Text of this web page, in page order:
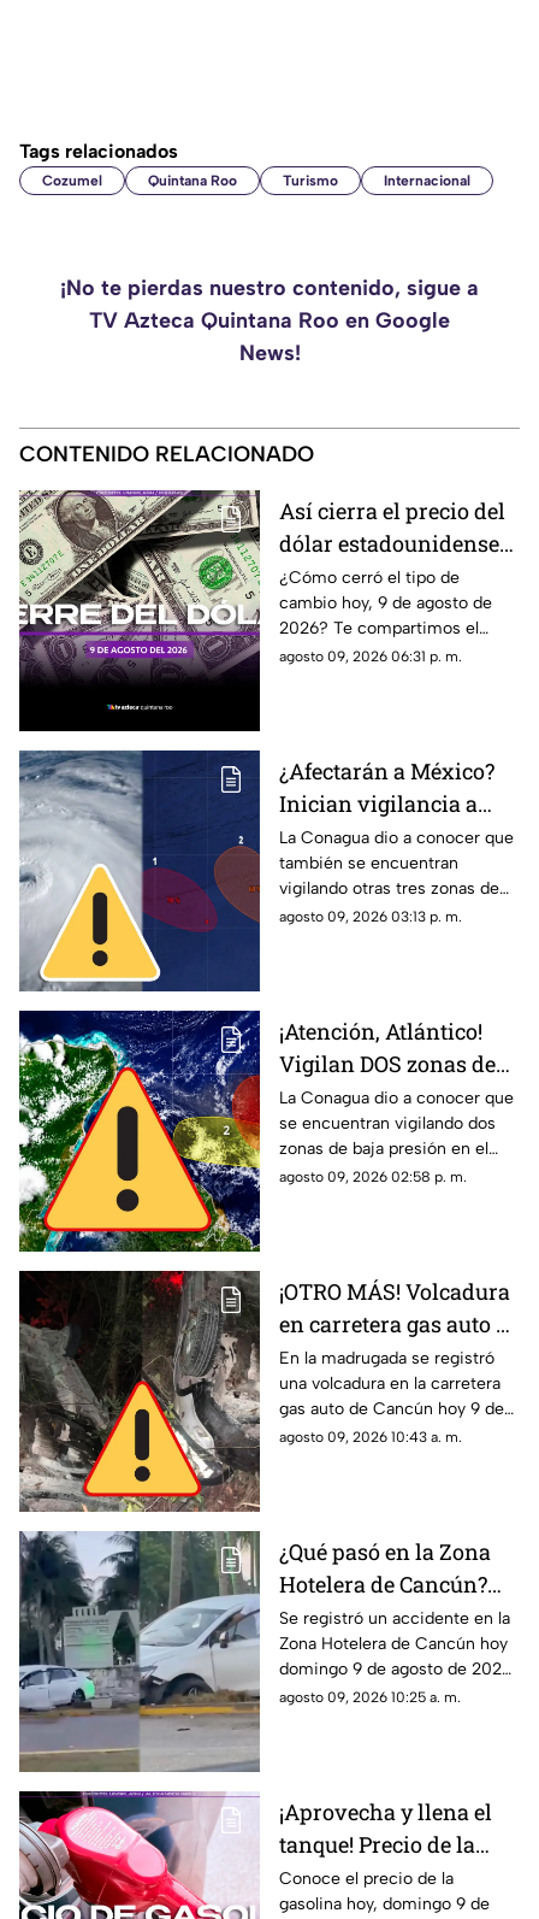
Tags relacionados
Cozumel Quintana Roo Turismo Internacional
¡No te pierdas nuestro contenido, sigue a
TV Azteca Quintana Roo en Google
News!
CONTENIDO RELACIONADO
Así cierra el precio del
dólar estadounidense
HOY, domingo 9 de
agosto de 2026, en
Cancún
¿Cómo cerró el tipo de
cambio hoy, 9 de agosto de
2026? Te compartimos el
precio del dólar al cierre de
agosto 09, 2026 06:31 p. m.
¿Afectarán a México?
Inician vigilancia a
TRES zonas de baja
presión; podrían
desarrollar su
potencial ciclónico
La Conagua dio a conocer que
también se encuentran
vigilando otras tres zonas de
baja presión en el océano
agosto 09, 2026 03:13 p. m.
¡Atención, Atlántico!
Vigilan DOS zonas de
baja presión con
probabilidad de
desarrollo ciclónico
La Conagua dio a conocer que
se encuentran vigilando dos
zonas de baja presión en el
Atlántico con probabilidad de
agosto 09, 2026 02:58 p. m.
¡OTRO MÁS! Volcadura
en carretera gas auto de
Cancún HOY; el
conductor se dio a la
fuga
En la madrugada se registró
una volcadura en la carretera
gas auto de Cancún hoy 9 de
agosto de 2026. El conductor
agosto 09, 2026 10:43 a. m.
¿Qué pasó en la Zona
Hotelera de Cancún?
Accidente sorprende a
varios; un auto terminó
en el camellón del km 5
Se registró un accidente en la
Zona Hotelera de Cancún hoy
domingo 9 de agosto de 2026.
Un auto terminó en el
agosto 09, 2026 10:25 a. m.
¡Aprovecha y llena el
tanque! Precio de la
gasolina HOY, domingo
9 de agosto de 2026, en
Conoce el precio de la
gasolina hoy, domingo 9 de